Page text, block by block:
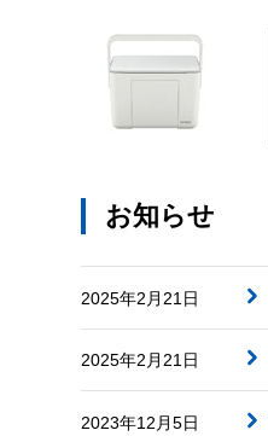
お知らせ
2025年2月21日
2025年2月21日
2023年12月5日